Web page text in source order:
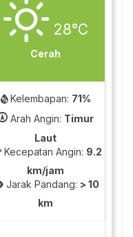
28°C
Cerah
Kelembapan: 71%
Arah Angin: Timur
Laut
Kecepatan Angin: 9.2
km/jam
Jarak Pandang: > 10
km